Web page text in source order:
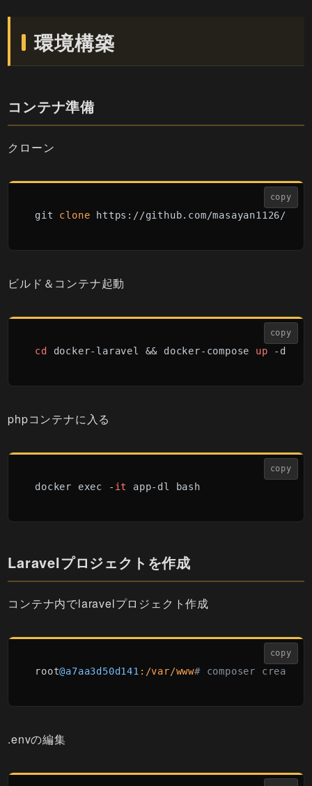
環境構築
コンテナ準備
クローン
copy
git clone https://github.com/masayan1126/
ビルド＆コンテナ起動
copy
cd docker-laravel && docker-compose up -d
phpコンテナに入る
copy
docker exec - it app-dl bash
Laravelプロジェクトを作成
コンテナ内でlaravelプロジェクト作成
copy
root@a7aa3d50d141 :/var/www# composer
.envの編集